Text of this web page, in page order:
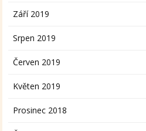
Září 2019
Srpen 2019
Červen 2019
Květen 2019
Prosinec 2018